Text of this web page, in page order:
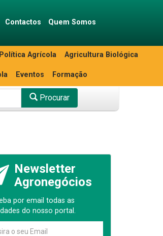
Contactos Quem Somos
Política Agrícola Agricultura Biológica
Eventos Formação
Procurar
Newsletter
Agronegócios
por email todas as
do nosso portal.